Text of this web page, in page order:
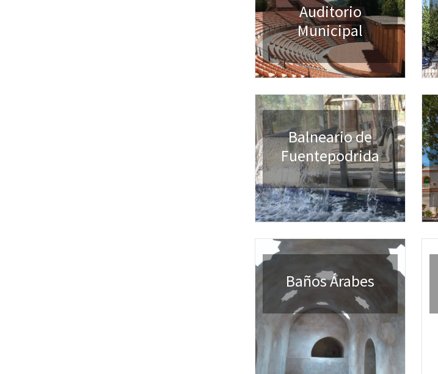
Auditorio
Municipal
Balneario de
Fuentepodrida
Baños Árabes